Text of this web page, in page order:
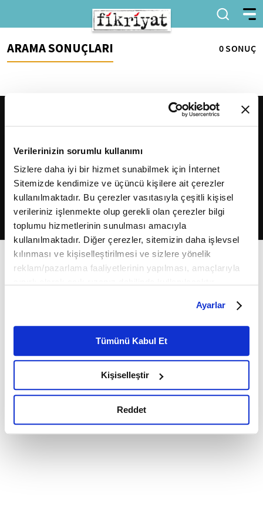
Verilerinizin sorumlu kullanımı
Sizlere daha iyi bir hizmet sunabilmek için İnternet
Sitemizde kendimize ve üçüncü kişilere ait çerezler
kullanılmaktadır. Bu çerezler vasıtasıyla çeşitli kişisel
verileriniz işlenmekte olup gerekli olan çerezler bilgi
toplumu hizmetlerinin sunulması amacıyla
kullanılmaktadır. Diğer çerezler, sitemizin daha işlevsel
kılınması ve kişiselleştirilmesi ve sizlere yönelik
reklam/pazarlama faaliyetlerinin yapılması, amaçlarıyla
belirleyebilirsiniz. Çerezlere ilişkin detaylı bilgi için
Ayarlar butonuna tıklayabilir,Çerez Bilgilendirme
Metnimizi ziyaret edebilirsiniz.
6698 sayılı Kişisel Verilerin Korunması Kanunu uyarınca
okumak ve sitemizi ziyaretiniz kapsamında
gerçekleştirilen veri işleme faaliyetleri ile ilgili daha
detaylı bilgi almak için lütfentıklayınız.
Ayarlar
Tümünü Kabul Et
Kişiselleştir
Reddet
ARAMA SONUÇLARI 0 SONUÇ
2026Fikriyat. Tüm hakları saklıdır.